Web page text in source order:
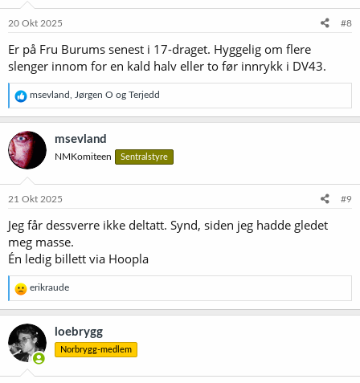
e
:
20 Okt 2025 #8
Er på Fru Burums senest i 17-draget. Hyggelig om flere
slenger innom for en kald halv eller to før innrykk i DV43.
R
e
a
k
s
j
o
e
:
msevland Jørgen O og Terjedd
msevland
NMKomiteen Sentralstyre
21 Okt 2025 #9
Jeg får dessverre ikke deltatt. Synd, siden jeg hadde gledet
meg masse.
Én ledig billett via Hoopla
R
e
a
k
s
j
o
erikraude
loebrygg
Norbrygg-medlem